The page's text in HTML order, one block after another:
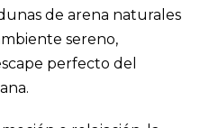
de arena naturales
sereno,
perfecto del